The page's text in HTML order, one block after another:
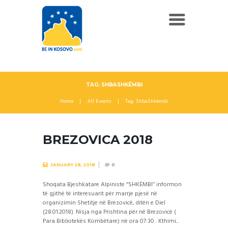
TAG: SHBASHKËMBI
Home All Events Tag: ShbaShkëmbi
BREZOVICA 2018
JANUARY 28, 2018 0
Shoqata Bjeshkatare Alpiniste “SHKËMBI’’ informon
të gjithë të interesuarit për marrje pjesë në
organizimin Shetitje në Brezovicë, ditën e Diel
(28.01.2018). Nisja nga Prishtina për në Brezovicë (
Para Bibliotekës Kombëtare) në ora 07:30 . Kthimi...